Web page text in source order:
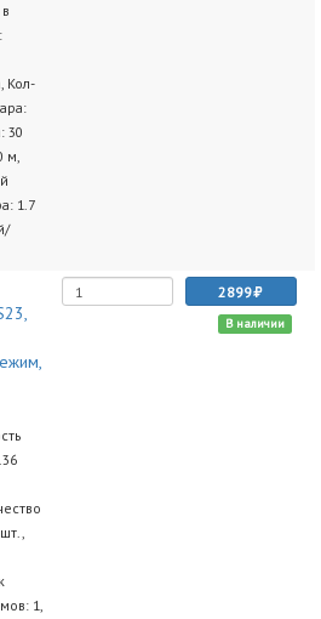
Кол-
30
м,
1.7
1,
2899
В наличии